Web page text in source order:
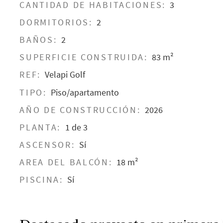
CANTIDAD DE HABITACIONES: 3
DORMITORIOS: 2
BAÑOS: 2
SUPERFICIE CONSTRUIDA: 83 m²
REF: Velapi Golf
TIPO: Piso/apartamento
AÑO DE CONSTRUCCIÓN: 2026
PLANTA:
1 de 3
ASCENSOR: Sí
AREA DEL BALCÓN: 18 m²
PISCINA: Sí